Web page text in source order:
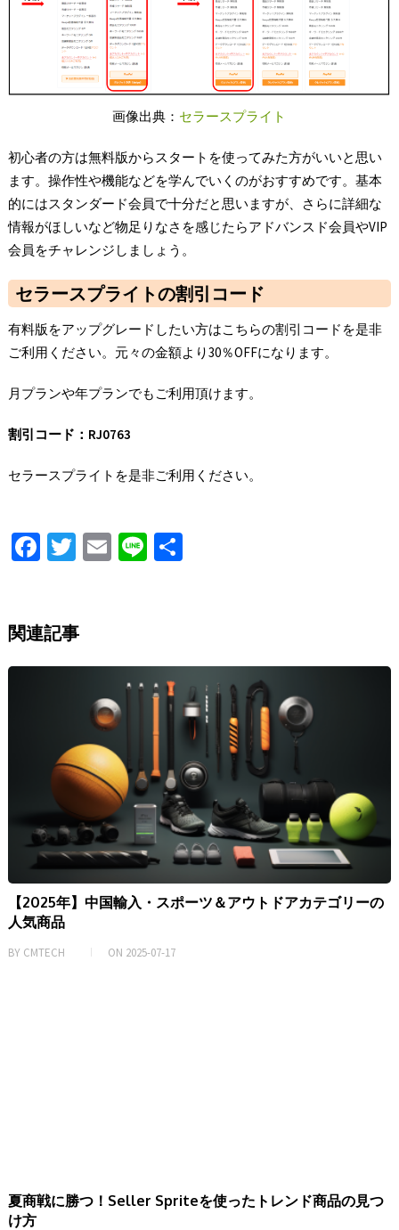
画像出典： セラースプライト
初心者の方は無料版からスタートを使ってみた方がいいと思い
ます。操作性や機能などを学んでいくのがおすすめです。基本
的にはスタンダード会員で十分だと思いますが、さらに詳細な
情報がほしいなど物足りなさを感じたらアドバンスド会員やVIP
会員をチャレンジしましょう。
セラースプライトの割引コード
有料版をアップグレードしたい方はこちらの割引コードを是非
ご利用ください。元々の金額より30％OFFになります。
月プランや年プランでもご利用頂けます。
割引コード：RJ0763
セラースプライトを是非ご利用ください。
Fa
o
o
T
er
E Li S
関連記事
【2025年】中国輸入・スポーツ＆アウトドアカテゴリーの
人気商品
BY CMTECH ON 2025-07-17
夏商戦に勝つ！Seller Spriteを使ったトレンド商品の見つ
け方